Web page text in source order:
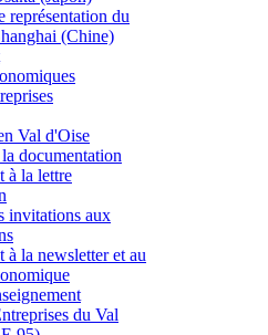
représentation du
(Chine)
Val d'Oise
documentation
à la lettre
invitations aux
à la newsletter et au
du Val